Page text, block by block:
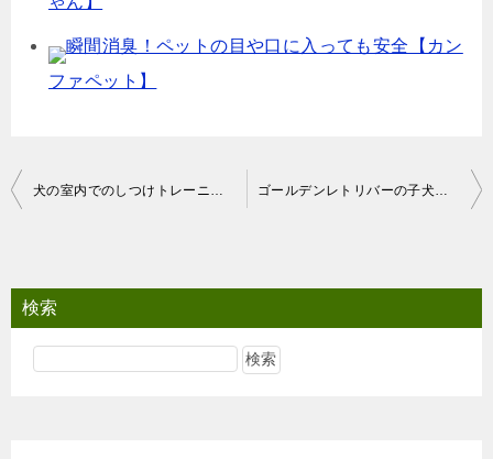
瞬間消臭！ペットの目や口に入っても安全【カン
ファペット】
投
ビ
ゲ
犬の室内でのしつけトレーニング レッドのトイプードル4歳男の子 ゴールデンレトリバーの子犬に遊ばれるジャーマンシェパード
検索